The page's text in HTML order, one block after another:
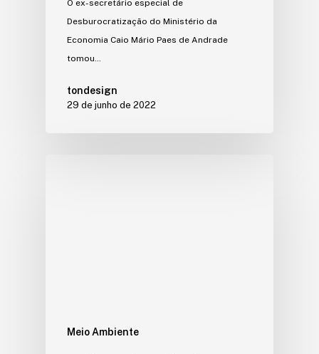
O ex-secretário especial de
Desburocratização do Ministério da
Economia Caio Mário Paes de Andrade
tomou…
tondesign
29 de junho de 2022
Meio Ambiente